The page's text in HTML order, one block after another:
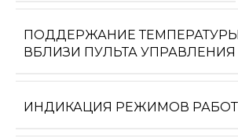
ПОДДЕРЖАНИЕ ТЕМПЕРАТУРЫ
ВБЛИЗИ ПУЛЬТА УПРАВЛЕНИЯ
ИНДИКАЦИЯ РЕЖИМОВ